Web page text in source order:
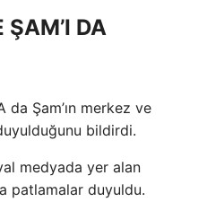
ŞAM’I DA
Şam’ın merkez ve
bildirdi.
medyada yer alan
patlamalar duyuldu.